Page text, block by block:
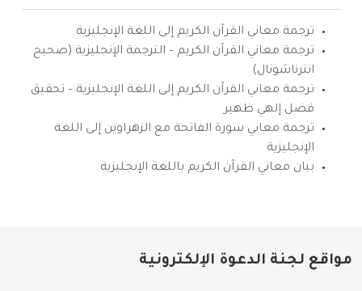
ترجمة معاني القرآن الكريم إلى اللغة الإنجليزية
ترجمة معاني القرآن الكريم – الترجمة الإنجليزية (صحيح
انترناشونال)
ترجمة معاني القرآن الكريم إلى اللغة الإنجليزية – تحقيق
فضل إلهي ظهير
ترجمة معاني سورة الفاتحة مع الزهراوين إلى اللغة
الإنجليزية
بيان معاني القرآن الكريم باللغة الإنجليزية
مواقع لجنة الدعوة الإلكترونية